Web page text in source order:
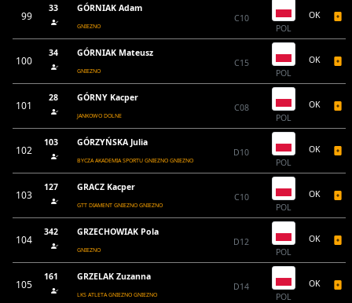
99
33 GÓRNIAK Adam
GNIEZNO
C10
POL
OK
100
34 GÓRNIAK Mateusz
GNIEZNO
C15
POL
OK
101
28 GÓRNY Kacper
JANKOWO DOLNE
C08
POL
OK
102
103 GÓRZYŃSKA Julia
BYCZA AKADEMIA SPORTU GNIEZNO GNIEZNO
D10
POL
OK
103
127 GRACZ Kacper
GTT DIAMENT GNIEZNO GNIEZNO
C10
POL
OK
104
342 GRZECHOWIAK Pola
GNIEZNO
D12
POL
OK
105
161 GRZELAK Zuzanna
LKS ATLETA GNIEZNO GNIEZNO
D14
POL
OK